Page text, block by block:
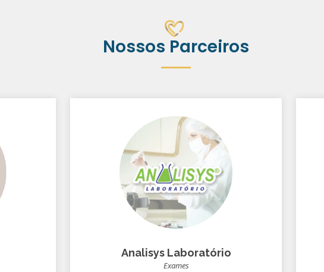
Nossos Parceiros
Analisys Laboratório
Exames